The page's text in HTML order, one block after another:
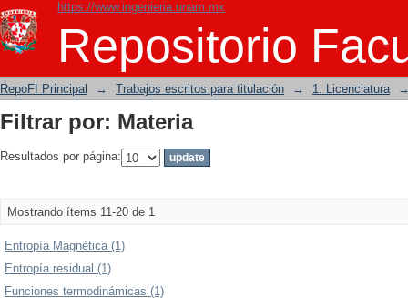
https://www.ingenieria.unam.mx
Repositorio
Filtrar por: Materia
RepoFI Principal → Trabajos escritos para titulación → 1. Licenciatura
Filtrar por: Materia
Resultados por página:
Mostrando ítems 11-20 de 1
Entropía Magnética (1)
Entropía residual (1)
Funciones termodinámicas (1)